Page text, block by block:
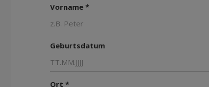
Vorname *
Geburtsdatum
Ort *